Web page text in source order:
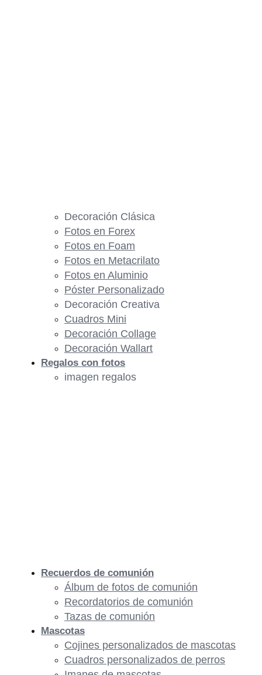
Decoración Clásica
Fotos en Forex
Fotos en Foam
Fotos en Metacrilato
Fotos en Aluminio
Póster Personalizado
Decoración Creativa
Cuadros Mini
Decoración Collage
Decoración Wallart
Regalos con fotos
imagen regalos
Recuerdos de comunión
Álbum de fotos de comunión
Recordatorios de comunión
Tazas de comunión
Mascotas
Cojines personalizados de mascotas
Cuadros personalizados de perros